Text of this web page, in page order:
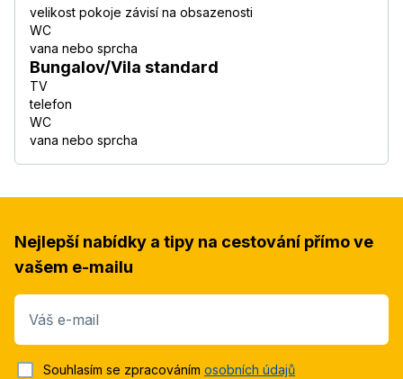
velikost pokoje závisí na obsazenosti
WC
vana nebo sprcha
Bungalov/Vila standard
TV
telefon
WC
vana nebo sprcha
Nejlepší nabídky a tipy na cestování přímo ve
vašem e-mailu
Váš e-mail
Souhlasím se zpracováním osobních údajů